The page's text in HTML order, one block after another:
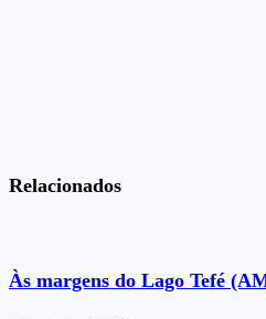
Relacionados
Às margens do Lago Tefé